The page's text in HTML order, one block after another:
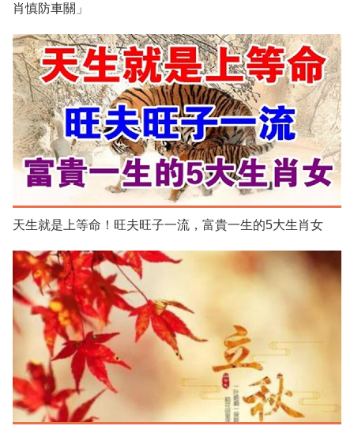
肖慎防車關」
天生就是上等命！旺夫旺子一流，富貴一生的5大生肖女